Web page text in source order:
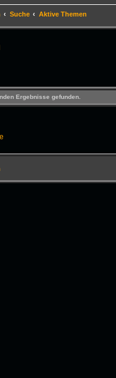
Suche Aktive Themen
Ergebnisse gefunden.